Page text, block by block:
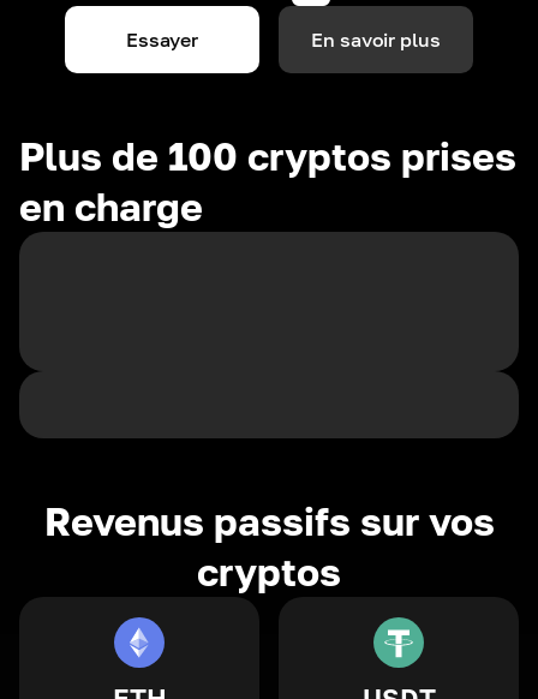
Essayer En savoir plus
Plus de 100 cryptos prises
en charge
Revenus passifs sur vos
cryptos